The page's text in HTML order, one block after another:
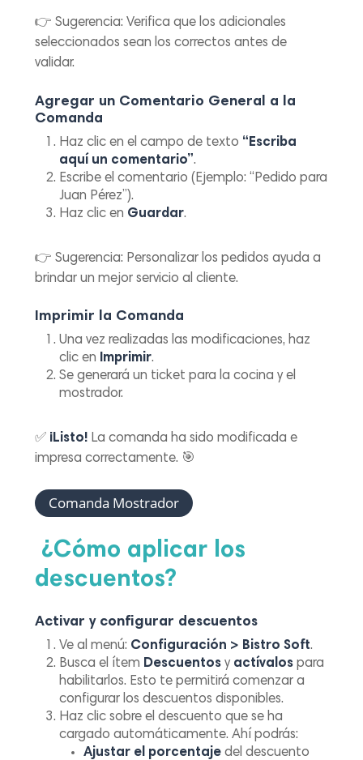
👉Sugerencia: Verifica que los adicionales
seleccionados sean los correctos antes de
validar.
Agregar un Comentario General a la
Comanda
Haz clic en el campo de texto “Escriba
aquí un comentario”.
Escribe el comentario (Ejemplo:“Pedido para
Juan Pérez”).
Haz clic en Guardar.
👉Sugerencia: Personalizar los pedidos ayuda a
brindar un mejor servicio al cliente.
Imprimir la Comanda
Una vez realizadas las modificaciones, haz
clic en Imprimir.
Se generará un ticket para la cocina y el
mostrador.
✅ ¡Listo! La comanda ha sido modificada e
impresa correctamente. 🎯
Comanda Mostrador
¿Cómo aplicar los
descuentos?
Activar y configurar descuentos
Ve al menú: Configuración > Bistro Soft.
Busca el ítem Descuentos y actívalos para
habilitarlos. Esto te permitirá comenzar a
configurar los descuentos disponibles.
Haz clic sobre el descuento que se ha
cargado automáticamente. Ahí podrás:
Ajustar el porcentaje del descuento